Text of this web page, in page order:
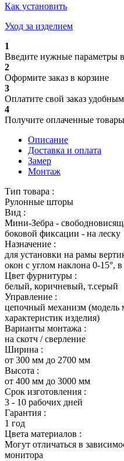
Как установить
Уход за изделием
1
Введите нужные параметры
2
Оформите заказ в корзине
3
Оплатите свой заказ удобным
4
Получите оплаченные
Описание
Доставка и оплата
Замер
Монтаж
Тип товара :
Рулонные шторы
Вид :
Мини-Зебра -
боковой фиксации - на леску
Назначение :
для установки на рамы
окон с углом наклона 0-15°,
Цвет фурнитуры :
белый, коричневый, т.серый
Управление :
цепочный механизм (модель
характеристик изделия)
Варианты монтажа :
на скотч / сверление
Ширина :
от 300 мм до 2700 мм
Высота :
от 400 мм до 3000 мм
Срок изготовления :
3 - 10 рабочих дней
Гарантия :
1 год
Цвета материалов :
Могут отличаться в
монитора